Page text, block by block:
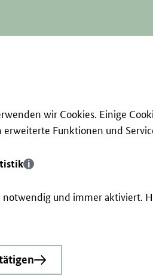
wir Cookies. Einige
Funktionen und
und immer aktiviert.